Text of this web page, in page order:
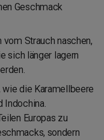
Geschmack
Strauch naschen,
sich länger lagern
wie die Karamellbeere
Indochina.
Europas zu
sondern